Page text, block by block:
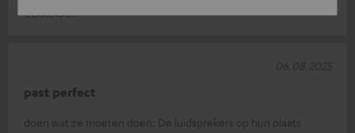
Cornelis B.
past perfect
doen wat ze moeten doen: De luidsprekers op hun plaats
06.08.2025